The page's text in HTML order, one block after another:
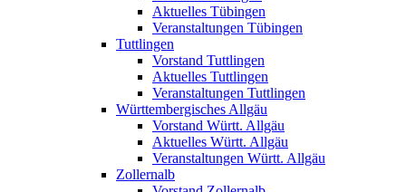
Aktuelles Tübingen
Veranstaltungen Tübingen
Tuttlingen
Vorstand Tuttlingen
Aktuelles Tuttlingen
Veranstaltungen Tuttlingen
Württembergisches Allgäu
Vorstand Württ. Allgäu
Aktuelles Württ. Allgäu
Veranstaltungen Württ. Allgäu
Zollernalb